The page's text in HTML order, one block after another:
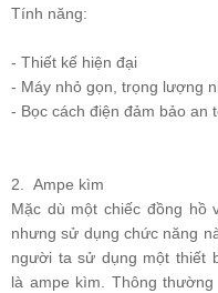
Tính năng:
- Thiết kế hiện đại
- Máy nhỏ gọn, trọng lượng
- Bọc cách điện đảm bảo an
2. Ampe kìm
Mặc dù một chiếc đồng hồ
nhưng sử dụng chức năng
người ta sử dụng một thiết
là ampe kìm. Thông